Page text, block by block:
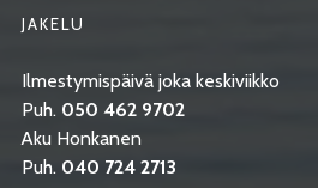
JAKELU
Ilmestymispäivä joka keskiviikko
Puh. 050 462 9702
Aku Honkanen
Puh. 040 724 2713